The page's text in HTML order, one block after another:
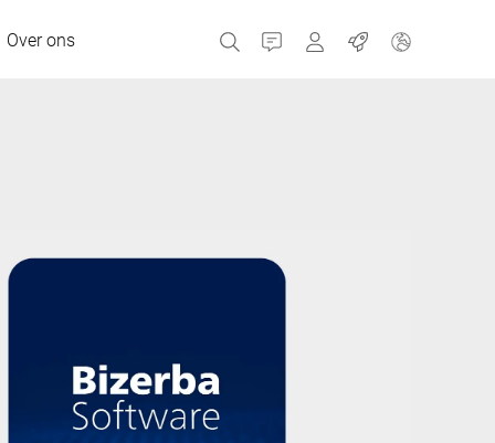
Over ons Contact Portals Banen
Griekenland